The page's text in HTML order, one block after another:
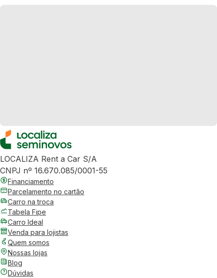
LOCALIZA Rent a Car S/A
CNPJ nº 16.670.085/0001-55
Financiamento
Parcelamento no cartão
Carro na troca
Tabela Fipe
Carro Ideal
Venda para lojistas
Quem somos
Nossas lojas
Blog
Dúvidas